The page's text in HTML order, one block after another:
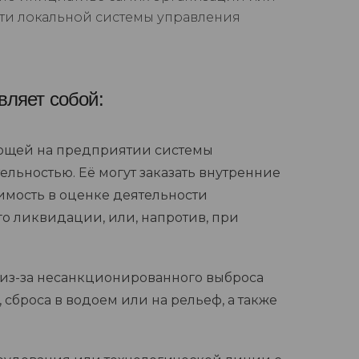
локальной системы управления
собой:
на предприятии системы
Её могут заказать внутренние
в оценке деятельности
ликвидации, или, напротив, при
за несанкционированного выброса
в водоем или на рельеф, а также